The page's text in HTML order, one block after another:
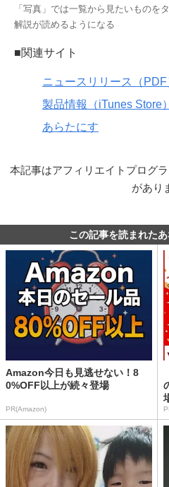
「写真」では一覧から見たいものを
解説が読めるようになる
■関連サイト
ニュースリリース（PDF
製品情報（iTunes Store）
あらたにす
本記事はアフィリエイトプログ
があり
この記事を読まれた
Amazon今日も見逃せない！8
0%OFF以上が続々登場
PR(Amazon)